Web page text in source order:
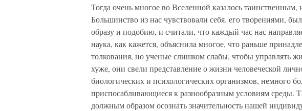
Тогда очень многое во Вселенной казалось таинственным,
Большинство из нас чувствовали себя. его творениями,
образу и подобию, и считали, что каждый час нас
наука, как кажется, объяснила многое, что раньше
толкования, но ученые слишком слабы, чтобы управлять
хуже, они свели представление о жизни человеческой
биологических и психологических организмов, немного
приспосабливающиеся к разнообразным условиям среды.
должным образом осознать значительность нашей